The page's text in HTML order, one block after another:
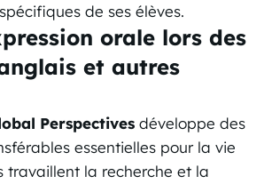
de ses élèves.
orale lors des
et autres
Perspectives développe des
essentielles pour la vie
travaillent la recherche et la